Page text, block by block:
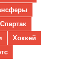
Спартак
Хоккей